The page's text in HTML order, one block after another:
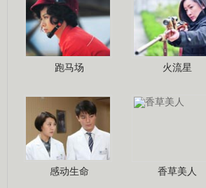
跑马场 火流星
感动生命 香草美人